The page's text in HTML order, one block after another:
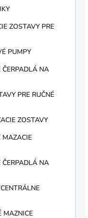
ZOSTAVY PRE
PUMPY
ČERPADLÁ NA
PRE RUČNÉ
ZOSTAVY
MAZACIE
ČERPADLÁ NA
MAZNICE